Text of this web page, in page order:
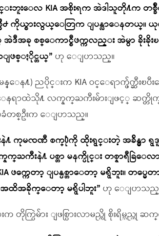
ဘူးေလ KIA အစိုးရက အဲဒါသူတို႔က တစ္ခ်ိဳ
႕ ကိုယ္စားလွယ္ေတြက ျပန္လာေနတယ္
အခု စစ္ေကာင္စီဖက္ကလည္း အဲမွာ ခိုးခိုး
ဖစ္ႏိုင္တယ္” ဟု ေျပာသည္။
န႔) ညပိုင္းက KIA ဝင္ေရာက္ဖ်က္ဆီးၿ
ေနရာထဲသို႔ လက္နက္ႀကီးမ်ားျဖင့္ ဆက္တို
တစ္ဦးက ေျပာသည္။
နဲ႔ ကုမၸဏီ စက္႐ုံကို ထိုးရွင္းတဲ့ အခ်ိန္မွာ ရွ
ႀကီးနဲ႔ ပစ္တာ မနက္ပိုင္း တစ္နာရီခြဲေလာ
ဖက္ကေတာ့ ျပန္ပစ္တာေတာ့ မရွိဘူး။ တပ္မ
ထိအခိုက္ေတာ့ မရွိပါဘူး” ဟု ေျပာသည္
ပြဲမ်ား ျဖစ္ပြားလာမည္ကို စိုးရိမ္သည္ဟု